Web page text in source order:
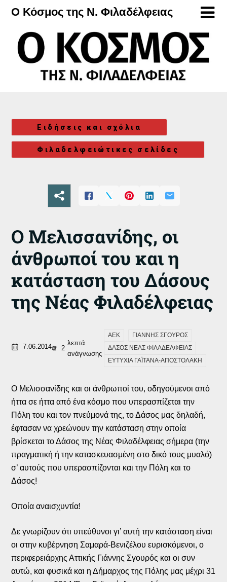
Μετάβαση
περιεχόμενο
Ο Κόσμος της Ν. Φιλαδέλφειας
Ειδήσεις και σχόλια
Φιλαδελφειώτικες σελίδες
Ο Μελισσανίδης, οι
άνθρωποί του και η
κατάσταση του Δάσους
της Νέας Φιλαδέλφειας
7.06.2014 2
λεπτά
ανάγνωσης
ΑΕΚ
ΓΙΑΝΝΗΣ ΣΓΟΥΡΟΣ
ΔΑΣΟΣ ΝΕΑΣ ΦΙΛΑΔΕΛΦΕΙΑΣ
ΕΥΤΥΧΙΑ ΓΑΪΤΑΝΑ-ΑΠΟΣΤΟΛΑΚΗ
Ο Μελισσανίδης και οι άνθρωποί του, οδηγούμενοι από
ήττα σε ήττα από ένα κόσμο που υπερασπίζεται την
Πόλη του και τον πνεύμονά της, το Δάσος μας δηλαδή,
έφτασαν να χρεώνουν την κατάσταση στην οποία
βρίσκεται το Δάσος της Νέας Φιλαδέλφειας σήμερα (την
πραγματική ή την κατασκευασμένη στο δικό τους μυαλό)
σ’ αυτούς που υπερασπίζονται και την Πόλη και το
Δάσος!
Οποία αναισχυντία!
Δε γνωρίζουν ότι υπεύθυνοι γι’ αυτή την κατάσταση είναι
οι στην κυβέρνηση Σαμαρά-Βενιζέλου ευρισκόμενοι, ο
περιφερειάρχης Αττικής Γιάννης Σγουρός και οι συν
αυτώ, και φυσικά και η Δήμαρχος της Πόλης μας μέχρι 31